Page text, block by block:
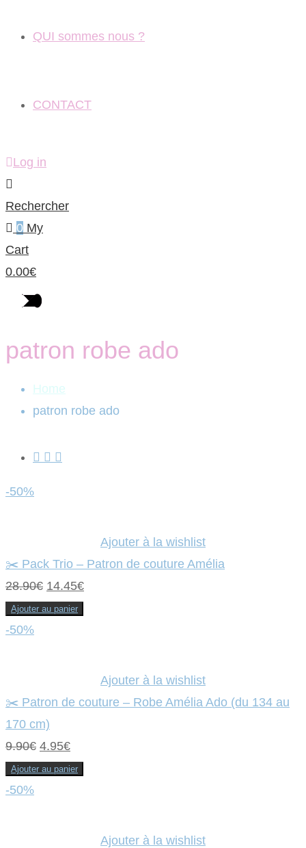
QUI sommes nous ?
CONTACT
Log in
Rechercher
0 My
Cart
0.00€
patron robe ado
Home
patron robe ado
-50%
Ajouter à la wishlist
✂️ Pack Trio – Patron de couture Amélia
28.90€ Le
prix
14.45€Le
14.45€.
Ajouter au panier
-50%
Ajouter à la wishlist
✂️ Patron de couture – Robe Amélia Ado (du 134 au
170 cm)
9.90€ Le
prix
4.95€Le
prix
Ajouter au panier
-50%
Ajouter à la wishlist